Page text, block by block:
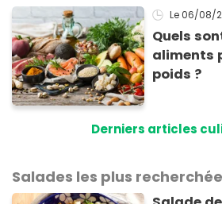
Le 06/08/
Quels
aliments
poids ?
Derniers articles
Salades les plus